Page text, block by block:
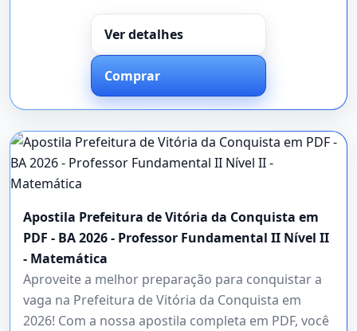
Ver detalhes
Comprar
Apostila Prefeitura de Vitória da Conquista em
PDF - BA 2026 - Professor Fundamental II Nível II
- Matemática
Aproveite a melhor preparação para conquistar a
vaga na Prefeitura de Vitória da Conquista em
2026! Com a nossa apostila completa em PDF, você